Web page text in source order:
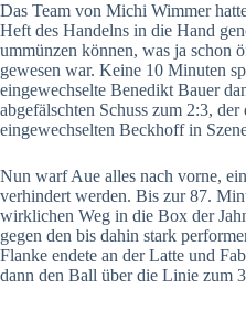
Das Team von Michi Wimmer
Heft des Handelns in die Hand
ummünzen können, was ja schon
gewesen war. Keine 10 Minuten
eingewechselte Benedikt Bauer
abgefälschten Schuss zum 2:3,
eingewechselten Beckhoff in
Nun warf Aue alles nach vorne,
verhindert werden. Bis zur 87.
wirklichen Weg in die Box der
gegen den bis dahin stark
Flanke endete an der Latte und
dann den Ball über die Linie zum